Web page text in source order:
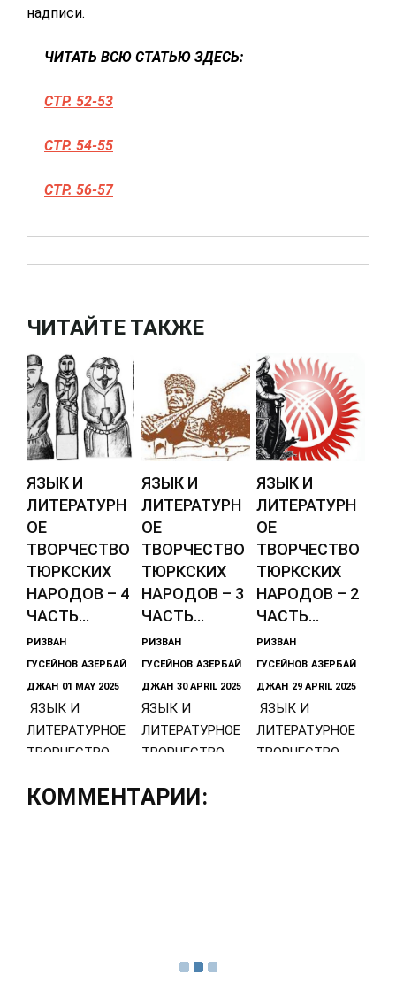
надписи.
ЧИТАТЬ ВСЮ СТАТЬЮ ЗДЕСЬ:
СТР. 52-53
СТР. 54-55
СТР. 56-57
ЧИТАЙТЕ ТАКЖЕ
ЯЗЫК И
ЛИТЕРАТУРН
ОЕ
ТВОРЧЕСТВО
ТЮРКСКИХ
НАРОДОВ – 4
ЧАСТЬ...
РИЗВАН
ГУСЕЙНОВ АЗЕРБАЙ
ДЖАН 01 MAY 2025
ЯЗЫК И
ЛИТЕРАТУРНОЕ
ТВОРЧЕСТВО
НАРОДОВ – 4
ЯЗЫК И
ЛИТЕРАТУРН
ОЕ
ТВОРЧЕСТВО
ТЮРКСКИХ
НАРОДОВ – 3
ЧАСТЬ...
РИЗВАН
ГУСЕЙНОВ АЗЕРБАЙ
ДЖАН 30 APRIL 2025
ЯЗЫК И
ЛИТЕРАТУРНОЕ
ТВОРЧЕСТВО
НАРОДОВ – 3
ЯЗЫК И
ЛИТЕРАТУРН
ОЕ
ТВОРЧЕСТВО
ТЮРКСКИХ
НАРОДОВ – 2
ЧАСТЬ...
РИЗВАН
ГУСЕЙНОВ АЗЕРБАЙ
ДЖАН 29 APRIL 2025
ЯЗЫК И
ЛИТЕРАТУРНОЕ
ТВОРЧЕСТВО
КОММЕНТАРИИ: